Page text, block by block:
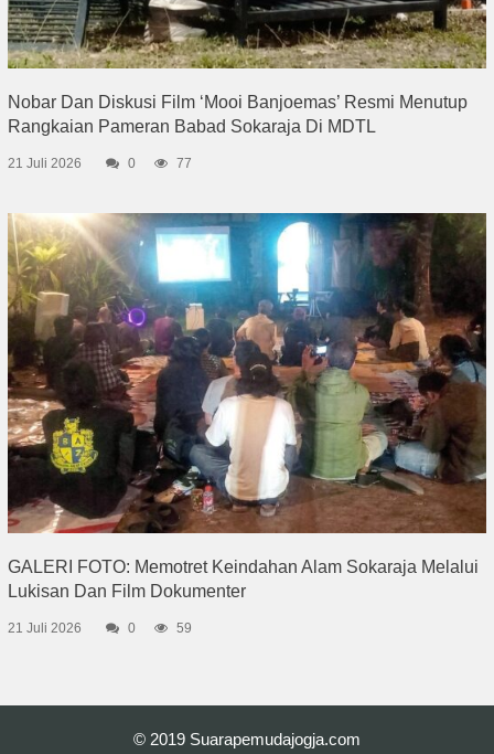
Nobar Dan Diskusi Film ‘Mooi Banjoemas’ Resmi Menutup
Rangkaian Pameran Babad Sokaraja Di MDTL
21 Juli 2026 0 77
GALERI FOTO: Memotret Keindahan Alam Sokaraja Melalui
Lukisan Dan Film Dokumenter
21 Juli 2026 0 59
© 2019 Suarapemudajogja.com